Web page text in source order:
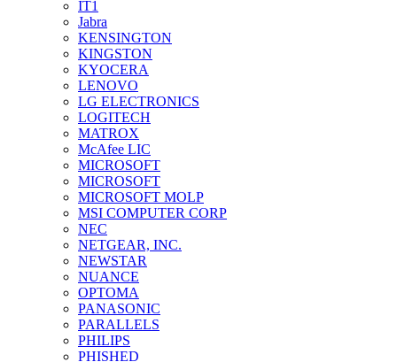
IT1
Jabra
KENSINGTON
KINGSTON
KYOCERA
LENOVO
LG ELECTRONICS
LOGITECH
MATROX
McAfee LIC
MICROSOFT
MICROSOFT
MICROSOFT MOLP
MSI COMPUTER CORP
NEC
NETGEAR, INC.
NEWSTAR
NUANCE
OPTOMA
PANASONIC
PARALLELS
PHILIPS
PHISHED